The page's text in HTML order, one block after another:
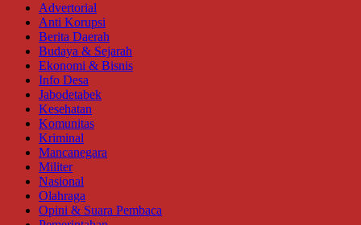
Advertorial
Anti Korupsi
Berita Daerah
Budaya & Sejarah
Ekonomi & Bisnis
Info Desa
Jabodetabek
Kesehatan
Komunitas
Kriminal
Mancanegara
Militer
Nasional
Olahraga
Opini & Suara Pembaca